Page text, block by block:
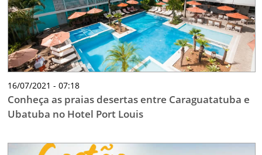
16/07/2021 - 07:18
Conheça as praias desertas entre Caraguatatuba e
Ubatuba no Hotel Port Louis